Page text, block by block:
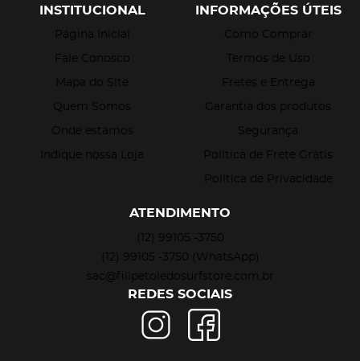
INSTITUCIONAL
Página Inicial
Fale Conosco
Mapa do Site
Quem Somos
Onde estamos
Indique nossa Loja
INFORMAÇÕES ÚTEIS
Como Comprar
Termos de Uso
Fretes e Entrega
Garantia dos produtos
Segurança
Politica de Frete Grátis
Política de Privacidade
ATENDIMENTO
(12) 99105 -3750
(12) 99105 -3750
(WhatsApp)
sac@filipetoledosurfstore.com.br
REDES SOCIAIS